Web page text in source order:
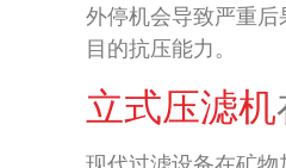
外停机会导致严重
目的抗压能力。
立式压滤机